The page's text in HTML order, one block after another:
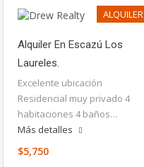
ALQUILER
Alquiler En Escazú Los
Laureles.
Excelente ubicación
Residencial muy privado 4
habitaciones 4 baños…
Más detalles
$5,750